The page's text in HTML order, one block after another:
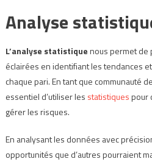
Analyse
L’analyse statistiquenous permet de
éclairées en identifiant les tendances
chaque pari. En tant que communauté
essentiel d’utiliser les statistiquespour
gérer les risques.
En analysant les données avec
opportunités que d’autres pourraient